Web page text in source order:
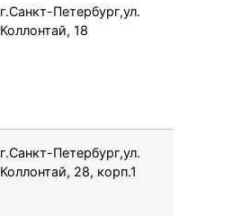
г.Санкт-Петербург,ул.
Коллонтай, 18
г.Санкт-Петербург,ул.
Коллонтай, 28, корп.1